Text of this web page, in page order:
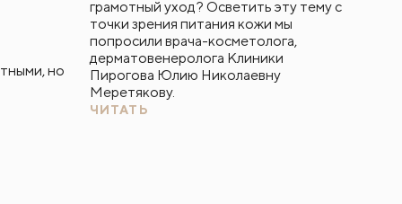
но
грамотный уход? Осветить эту тему с
точки зрения питания кожи мы
попросили врача-косметолога,
дерматовенеролога Клиники
Пирогова Юлию Николаевну
Меретякову.
ЧИТАТЬ